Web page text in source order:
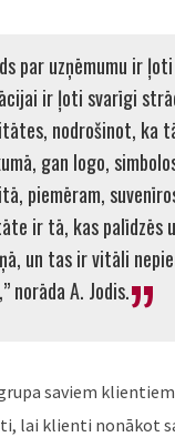
par uzņēmumu ir
ir ļoti svarīgi
nodrošinot, ka
gan logo,
piemēram,
ir tā, kas palīdzēs
un tas ir vitāli
norāda A. Jodis.
saviem
lai klienti nonākot